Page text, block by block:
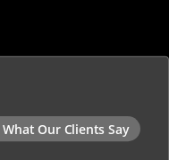
What Our Clients Say